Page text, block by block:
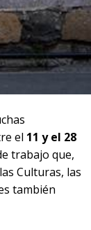
el 11 y el 28
trabajo que,
Culturas, las
también